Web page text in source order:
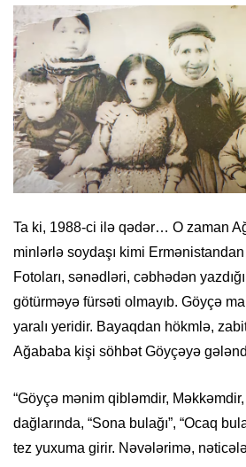
Ta ki, 1988-ci ilə qədər… O zaman
minlərlə soydaşı kimi
Fotoları, sənədləri, cəbhədən
götürməyə fürsəti olmayıb. Göyçə
yaralı yeridir. Bayaqdan hökmlə,
Ağababa kişi söhbət Göyçəyə
“Göyçə mənim qibləmdir,
dağlarında, “Sona bulağı”, “Ocaq
tez yuxuma girir. Nəvələrimə,